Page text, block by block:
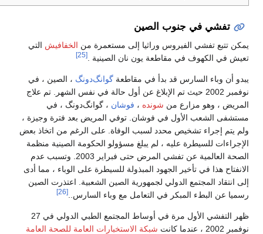
تفشي في جنوب الصين
يمكن تتبع تفشي الفيروس وراثيا إلى مستعمرة منالخفافيش التي
تعيش في الكهوف في مقاطعة يون نان الصينية .
يبدو أن وباء السارس قد بدأ في مقاطعةگوانگ‌دونگ، الصين ، في
نوفمبر 2002 حيث تم الإبلاغ عن أول حالة في نفس الشهر. تم علاج
المريض ، وهو مزارع منشونده،فوشان، گوانگ‌دونگ ، في
مستشفى الشعب الأول في فوشان. توفي المريض بعد فترة وجيزة ،
ولم يتم إجراء تشخيص محدد لسبب الوفاة. على الرغم من اتخاذ بعض
الإجراءات للسيطرة عليه ، لم يبلغ مسؤولو الحكومة الصينية منظمة
الصحة العالمية عن تفشي المرض حتى فبراير 2003. وتسبب عدم
الانفتاح هذا في تأخير الجهود المبذولة للسيطرة على الوباء ، مما أدى
إلى انتقاد المجتمع الدولي لجمهورية الصين الشعبية. اعتذرت الصين
رسميا عن البطء المبكر في التعامل مع وباء السارس..
ظهر التفشي الأول مرة في أوساط المجتمع الطبي الدولي في 27
نوفمبر 2002 ، عندما كانت
شبكة الاستخبارات العامة للصحة العامة